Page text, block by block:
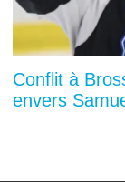
Conflit à
envers